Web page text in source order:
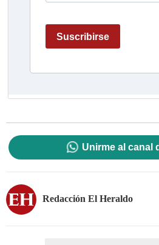
Unirme al canal
Redacción El Heraldo